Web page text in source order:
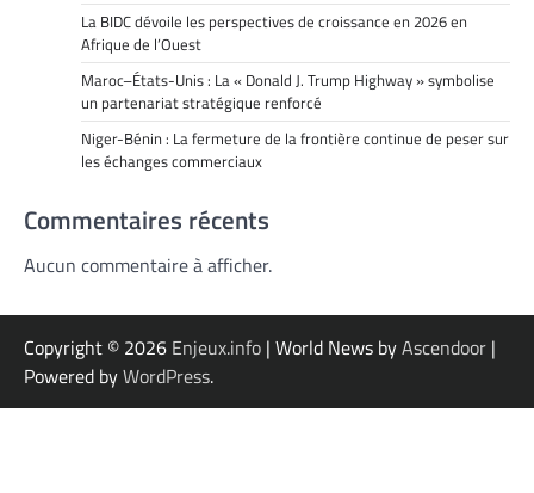
La BIDC dévoile les perspectives de croissance en 2026 en
Afrique de l’Ouest
Maroc–États-Unis : La « Donald J. Trump Highway » symbolise
un partenariat stratégique renforcé
Niger-Bénin : La fermeture de la frontière continue de peser sur
les échanges commerciaux
Commentaires récents
Aucun commentaire à afficher.
Copyright © 2026 Enjeux.info | World News byAscendoor |
Powered byWordPress.